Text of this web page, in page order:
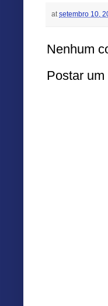
at setembro 10,
Nenhum
Postar